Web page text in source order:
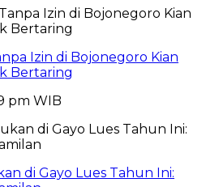
Izin di Bojonegoro Kian
Bertaring
pm WIB
di Gayo Lues Tahun Ini: